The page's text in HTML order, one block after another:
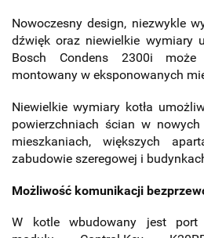
Nowoczesny design, niezwykle
dźwięk oraz niewielkie wymiary
Bosch Condens 2300i
montowany w eksponowanych
Niewielkie wymiary kotła
powierzchniach ścian w
mieszkaniach, większych
zabudowie szeregowej i
Możliwość komunikacji
W kotle wbudowany jest port